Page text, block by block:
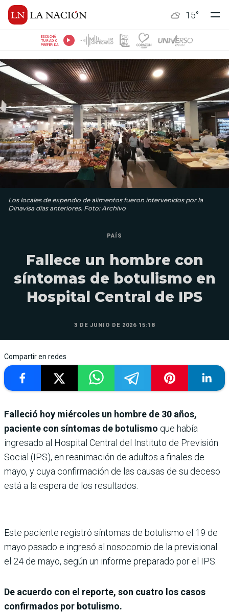
15°
ESCUCHÁ
TU RADIO
PREFERIDA
Los locales de expendio de alimentos fueron intervenidos por la
Dinavisa días anteriores. Foto: Archivo
PAÍS
Fallece un hombre con
síntomas de botulismo en
Hospital Central de IPS
3 DE JUNIO DE 2026 15:18
Compartir en redes
Falleció hoy miércoles un hombre de 30 años,
paciente con síntomas de botulismo que había
ingresado al Hospital Central del Instituto de Previsión
Social (IPS), en reanimación de adultos a finales de
mayo, y cuya confirmación de las causas de su deceso
está a la espera de los resultados.
Este paciente registró síntomas de botulismo el 19 de
mayo pasado e ingresó al nosocomio de la previsional
el 24 de mayo, según un informe preparado por el IPS.
De acuerdo con el reporte, son cuatro los casos
confirmados por botulismo.